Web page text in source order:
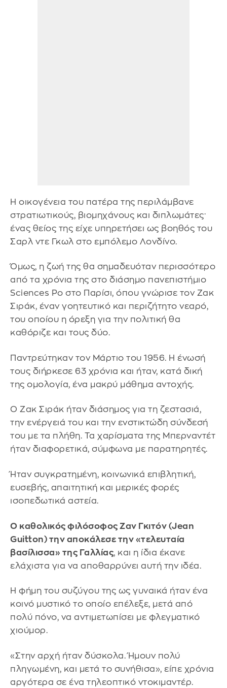
Η οικογένεια του πατέρα της περιλάμβανε
στρατιωτικούς, βιομηχάνους και διπλωμάτες·
ένας θείος της είχε υπηρετήσει ως βοηθός του
Σαρλ ντε Γκωλ στο εμπόλεμο Λονδίνο.
Όμως, η ζωή της θα σημαδευόταν περισσότερο
από τα χρόνια της στο διάσημο πανεπιστήμιο
Sciences Po στο Παρίσι, όπου γνώρισε τον Ζακ
Σιράκ, έναν γοητευτικό και περιζήτητο νεαρό,
του οποίου η όρεξη για την πολιτική θα
καθόριζε και τους δύο.
Παντρεύτηκαν τον Μάρτιο του 1956. Η ένωσή
τους διήρκεσε 63 χρόνια και ήταν, κατά δική
της ομολογία, ένα μακρύ μάθημα αντοχής.
Ο Ζακ Σιράκ ήταν διάσημος για τη ζεστασιά,
την ενέργειά του και την ενστικτώδη σύνδεσή
του με τα πλήθη. Τα χαρίσματα της Μπερναντέτ
ήταν διαφορετικά, σύμφωνα με παρατηρητές.
Ήταν συγκρατημένη, κοινωνικά επιβλητική,
ευσεβής, απαιτητική και μερικές φορές
ισοπεδωτικά αστεία.
Ο καθολικός φιλόσοφος Ζαν Γκιτόν (Jean
Guitton) την αποκάλεσε την «τελευταία
βασίλισσα» της Γαλλίας, και η ίδια έκανε
ελάχιστα για να αποθαρρύνει αυτή την ιδέα.
Η φήμη του συζύγου της ως γυναικά ήταν ένα
κοινό μυστικό το οποίο επέλεξε, μετά από
πολύ πόνο, να αντιμετωπίσει με φλεγματικό
χιούμορ.
«Στην αρχή ήταν δύσκολα. Ήμουν πολύ
πληγωμένη, και μετά το συνήθισα», είπε χρόνια
αργότερα σε ένα τηλεοπτικό ντοκιμαντέρ.